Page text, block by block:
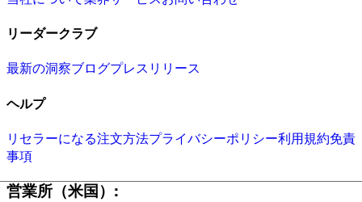
リーダークラブ
最新の洞察ブログプレスリリース
ヘルプ
リセラーになる注文方法プライバシーポリシー利用規約免責
事項
営業所（米国）: